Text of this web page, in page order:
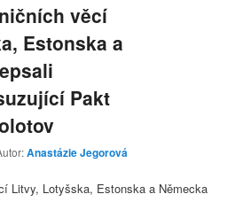
věcí
Estonska a
Pakt
Anastázie Jegorová
Litvy, Lotyšska, Estonska a Německa